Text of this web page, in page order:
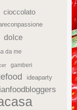
cioccolato
dolce
da me
gamberi
ideaparty